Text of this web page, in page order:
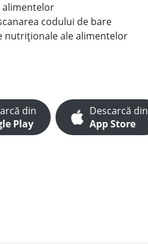
alimentelor
codului de bare
nutriționale ale alimentelor
din
Play
Descarcă din
App Store